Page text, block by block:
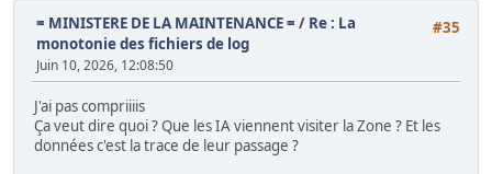
#35
= MINISTERE DE LA MAINTENANCE = / Re : La
monotonie des fichiers de log
Juin 10, 2026, 12:08:50
J'ai pas compriiiis
Ça veut dire quoi ? Que les IA viennent visiter la Zone ? Et les
données c'est la trace de leur passage ?